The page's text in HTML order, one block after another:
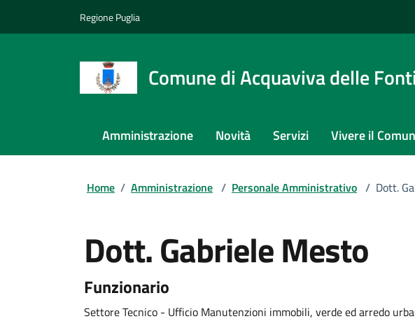
Regione Puglia
Comune di Acquaviva delle Fonti
Amministrazione Novità Servizi Vivere il
Home / Amministrazione / Personale Amministrativo / Dott.
Dott. Gabriele Mesto
Funzionario
Settore Tecnico - Ufficio Manutenzioni immobili, verde ed arredo